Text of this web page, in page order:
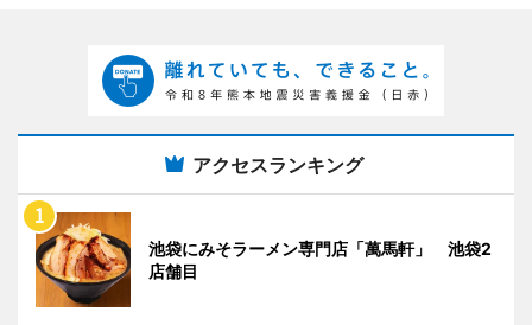
アクセスランキング
池袋にみそラーメン専門店「萬馬軒」 池袋2
店舗目